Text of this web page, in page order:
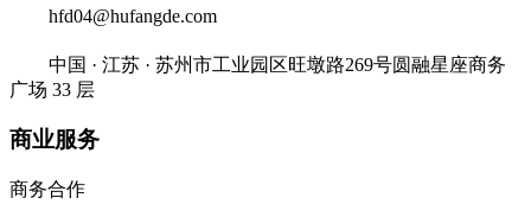
hfd04@hufangde.com
中国 · 江苏 · 苏州市工业园区旺墩路269号圆融星座商务
广场 33 层
商业服务
商务合作